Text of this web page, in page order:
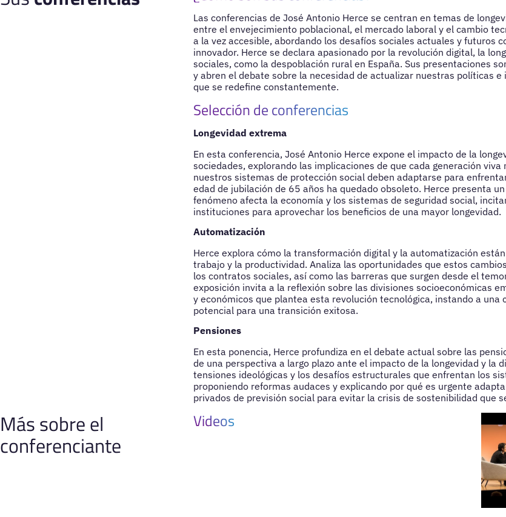
Las conferencias de José Antonio Herce se centran en temas de
entre el envejecimiento poblacional, el mercado laboral y el cambio
a la vez accesible, abordando los desafíos sociales actuales y futuros
innovador. Herce se declara apasionado por la revolución digital, la
sociales, como la despoblación rural en España. Sus presentaciones
y abren el debate sobre la necesidad de actualizar nuestras políticas
que se redefine constantemente.
Selección de conferencias
Longevidad extrema
En esta conferencia, José Antonio Herce expone el impacto de la
sociedades, explorando las implicaciones de que cada generación
nuestros sistemas de protección social deben adaptarse para
edad de jubilación de 65 años ha quedado obsoleto. Herce presenta
fenómeno afecta la economía y los sistemas de seguridad social,
instituciones para aprovechar los beneficios de una mayor longevidad.
Automatización
Herce explora cómo la transformación digital y la automatización
trabajo y la productividad. Analiza las oportunidades que estos
los contratos sociales, así como las barreras que surgen desde el
exposición invita a la reflexión sobre las divisiones socioeconómicas
y económicos que plantea esta revolución tecnológica, instando a una
potencial para una transición exitosa.
Pensiones
En esta ponencia, Herce profundiza en el debate actual sobre las
de una perspectiva a largo plazo ante el impacto de la longevidad y la
tensiones ideológicas y los desafíos estructurales que enfrentan los
proponiendo reformas audaces y explicando por qué es urgente
privados de previsión social para evitar la crisis de sostenibilidad que
Más sobre el
conferenciante
Videos